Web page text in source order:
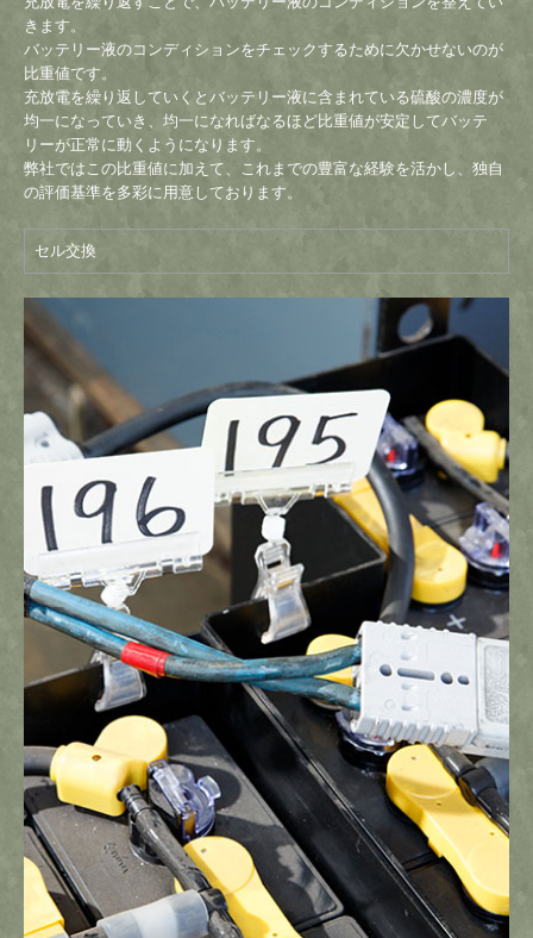
きます。
バッテリー液のコンディションをチェックするために欠かせないのが
比重値です。
充放電を繰り返していくとバッテリー液に含まれている硫酸の濃度が
均一になっていき、均一になればなるほど比重値が安定してバッテ
リーが正常に動くようになります。
弊社ではこの比重値に加えて、これまでの豊富な経験を活かし、独自
の評価基準を多彩に用意しております。
セル交換